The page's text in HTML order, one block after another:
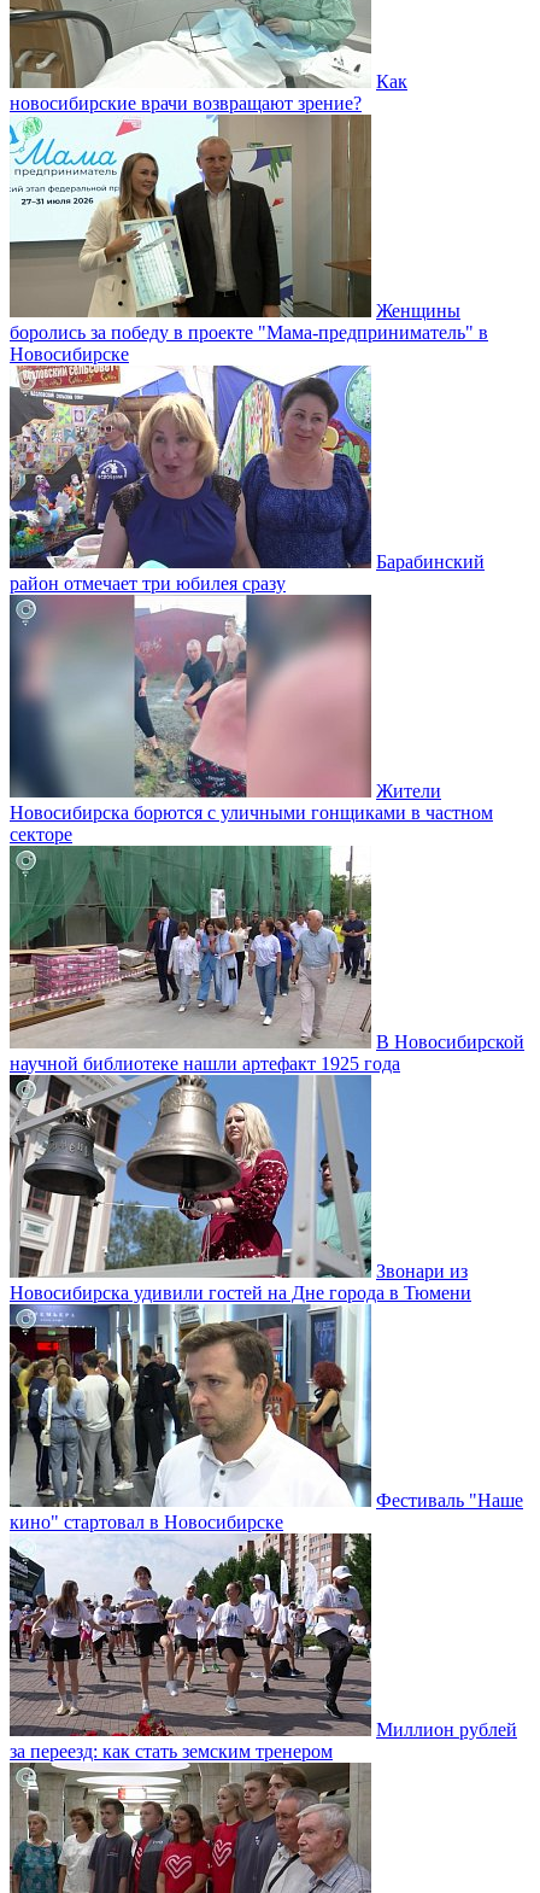
Как
новосибирские врачи возвращают зрение?
Женщины
боролись за победу в проекте "Мама-предприниматель" в
Новосибирске
Барабинский
район отмечает три юбилея сразу
Жители
Новосибирска борются с уличными гонщиками в частном
секторе
В Новосибирской
научной библиотеке нашли артефакт 1925 года
Звонари из
Новосибирска удивили гостей на Дне города в Тюмени
Фестиваль "Наше
кино" стартовал в Новосибирске
Миллион рублей
за переезд: как стать земским тренером